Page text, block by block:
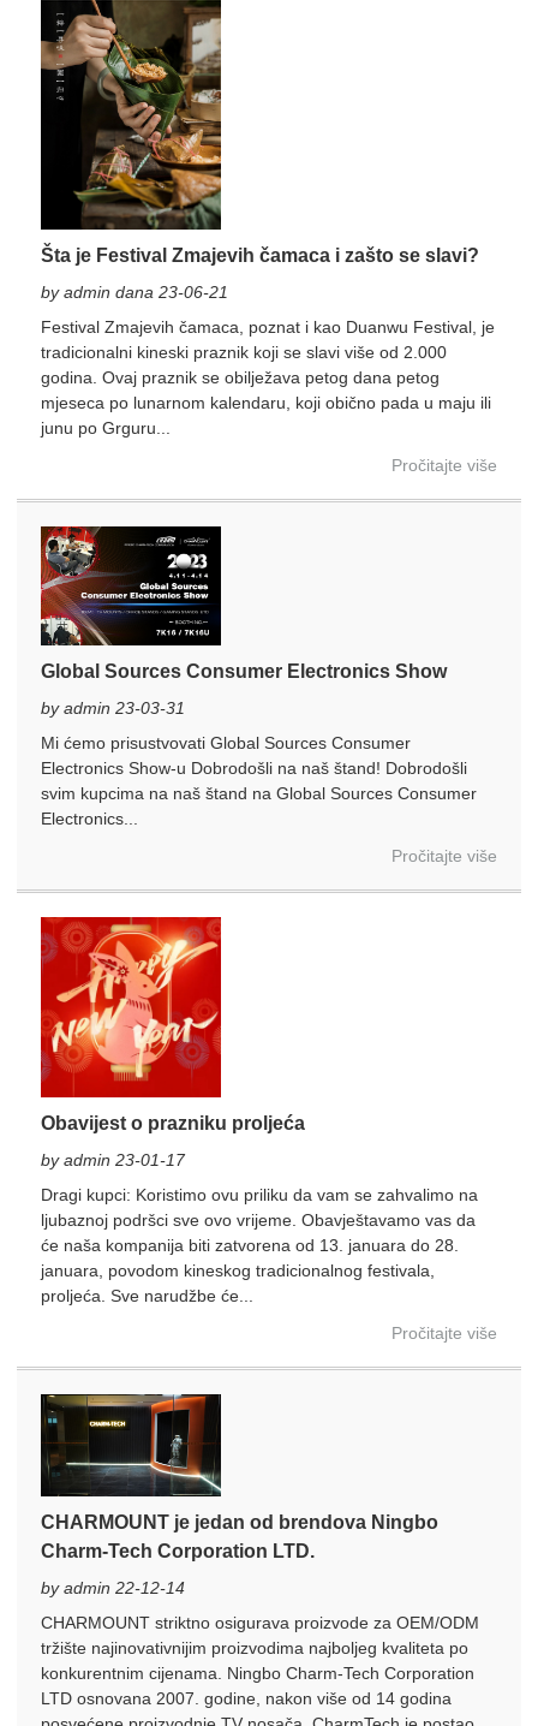
Šta je Festival Zmajevih čamaca i zašto se slavi?
by admin dana 23-06-21
Festival Zmajevih čamaca, poznat i kao Duanwu Festival, je
tradicionalni kineski praznik koji se slavi više od 2.000
godina. Ovaj praznik se obilježava petog dana petog
mjeseca po lunarnom kalendaru, koji obično pada u maju ili
junu po Grguru...
Pročitajte više
Global Sources Consumer Electronics Show
by admin 23-03-31
Mi ćemo prisustvovati Global Sources Consumer
Electronics Show-u Dobrodošli na naš štand! Dobrodošli
svim kupcima na naš štand na Global Sources Consumer
Electronics...
Pročitajte više
Obavijest o prazniku proljeća
by admin 23-01-17
Dragi kupci: Koristimo ovu priliku da vam se zahvalimo na
ljubaznoj podršci sve ovo vrijeme. Obavještavamo vas da
će naša kompanija biti zatvorena od 13. januara do 28.
januara, povodom kineskog tradicionalnog festivala,
proljeća. Sve narudžbe će...
Pročitajte više
CHARMOUNT je jedan od brendova Ningbo
Charm-Tech Corporation LTD.
by admin 22-12-14
CHARMOUNT striktno osigurava proizvode za OEM/ODM
tržište najinovativnijim proizvodima najboljeg kvaliteta po
konkurentnim cijenama. Ningbo Charm-Tech Corporation
LTD osnovana 2007. godine, nakon više od 14 godina
IZABERITE SVOJ IDENTITET
Ja sam
CHARM-ov kupac
Molimo unesite svoju trenutnu poslovnu adresu e-pošte
ispod kako biste potvrdili da ste pravi CHARM-ov kupac.
PREDSTAVITE ZAHTJEV